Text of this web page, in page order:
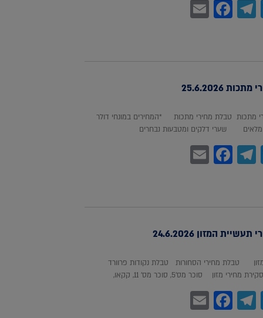
Twitter
Telegram
Facebook
Email
25.6.2026
מתכות טבלת מחירי מתכות *המחירים במונחי דולר
שערי דלקים ומטבעות נבחרים
Twitter
Telegram
Facebook
Email
המזון 24.6.2026
טבלת מחירי הסחורות טבלת נקודות פרוורד
מזון סוכר מס'5, סוכר מס' 11, קקאו,
Twitter
Telegram
Facebook
Email